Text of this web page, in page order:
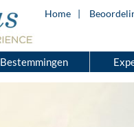
Home
Bestemmingen